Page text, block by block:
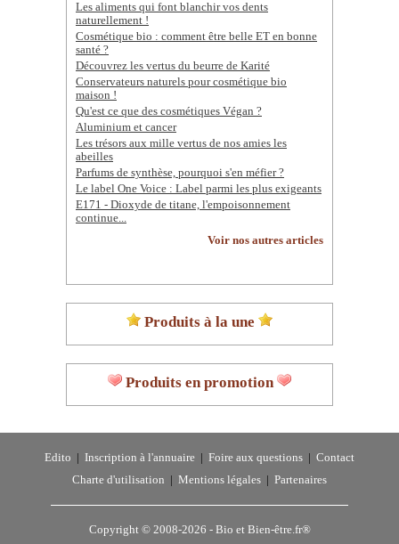
Les aliments qui font blanchir vos dents
naturellement !
Cosmétique bio : comment être belle ET en bonne
santé ?
Découvrez les vertus du beurre de Karité
Conservateurs naturels pour cosmétique bio
maison !
Qu'est ce que des cosmétiques Végan ?
Aluminium et cancer
Les trésors aux mille vertus de nos amies les
abeilles
Parfums de synthèse, pourquoi s'en méfier ?
Le label One Voice : Label parmi les plus exigeants
E171 - Dioxyde de titane, l'empoisonnement
continue...
Voir nos autres articles
Produits à la une
Produits en promotion
Edito Inscription à l'annuaire Foire aux questions
Contact
Charte d'utilisation
Mentions légales Partenaires
Copyright © 2008-2026 - Bio et Bien-être.fr®